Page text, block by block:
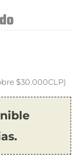
$30.000CLP)